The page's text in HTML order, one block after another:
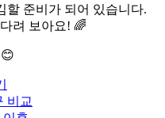
할 준비가 되어 있습니다.
려 보아요! 🌈
비교